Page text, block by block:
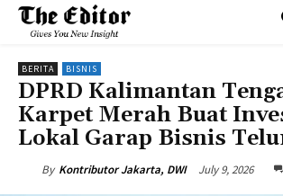
BERITA BISNIS
DPRD Kalimantan
Karpet Merah Buat
Lokal Garap Bisnis
By Kontributor Jakarta, DWI July 9, 2026